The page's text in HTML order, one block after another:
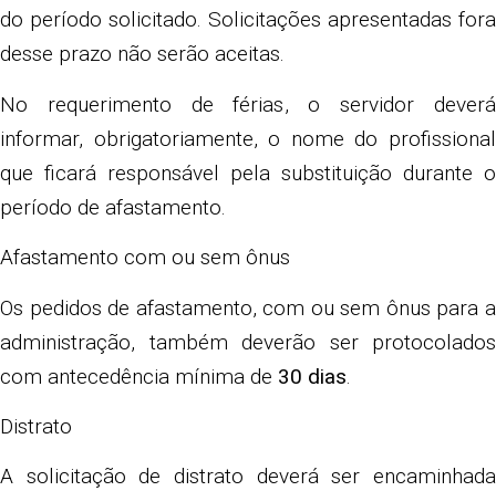
do período solicitado. Solicitações apresentadas fora
desse prazo não serão aceitas.
No requerimento de férias, o servidor deverá
informar, obrigatoriamente, o nome do profissional
que ficará responsável pela substituição durante o
período de afastamento.
Afastamento com ou sem ônus
Os pedidos de afastamento, com ou sem ônus para a
administração, também deverão ser protocolados
com antecedência mínima de 30 dias
Distrato
A solicitação de distrato deverá ser encaminhada